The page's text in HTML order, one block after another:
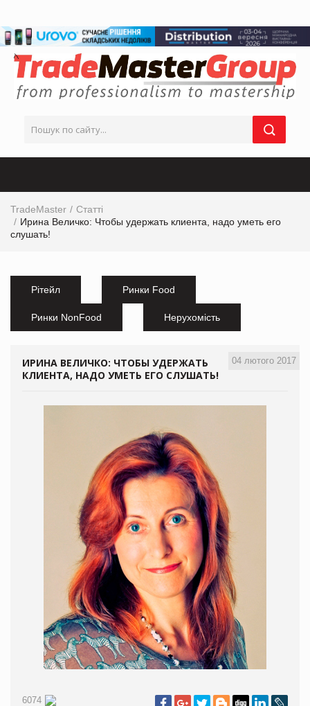
TradeMaster
Статті
Ирина Величко: Чтобы удержать клиента, надо уметь его
слушать!
Рітейл Ринки Food
Ринки NonFood Нерухомість
04 лютого 2017
ИРИНА ВЕЛИЧКО: ЧТОБЫ УДЕРЖАТЬ
КЛИЕНТА, НАДО УМЕТЬ ЕГО СЛУШАТЬ!
6074